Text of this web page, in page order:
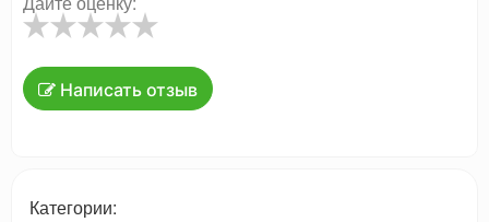
Написать отзыв
Категории: